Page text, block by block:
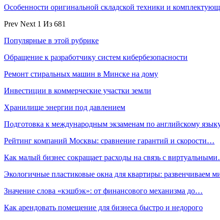
Особенности оригинальной складской техники и
Prev Next 1 Из 681
Популярные в этой рубрике
Обращение к разработчику систем кибербезопасности
Ремонт стиральных машин в Минске на дому
Инвестиции в коммерческие участки земли
Хранилище энергии под давлением
Подготовка к международным экзаменам по английскому
Рейтинг компаний Москвы: сравнение гарантий и скорости…
Как малый бизнес сокращает расходы на связь с
Экологичные пластиковые окна для квартиры: развенчиваем
Значение слова «кэшбэк»: от финансового механизма до…
Как арендовать помещение для бизнеса быстро и недорого